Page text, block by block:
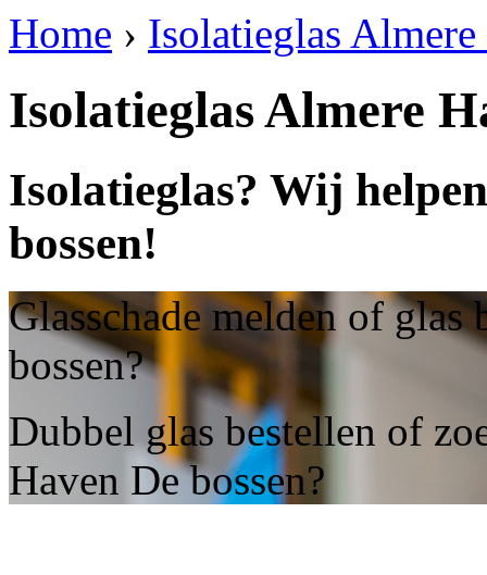
Home › Isolatieglas
Isolatieglas Almere
Isolatieglas? Wij
bossen!
Glasschade melden of
bossen?
Dubbel glas bestellen of
Haven De bossen?